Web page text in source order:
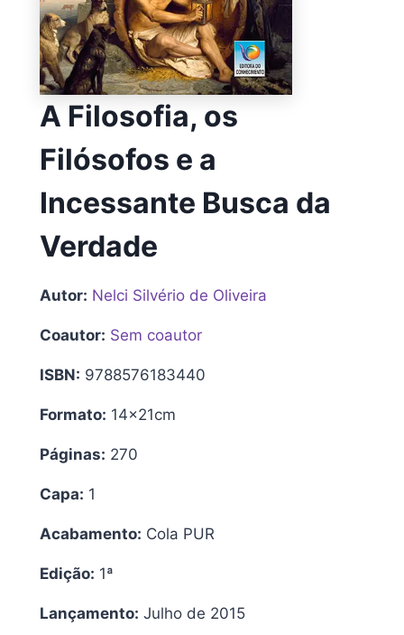
A Filosofia, os
Filósofos e a
Incessante Busca da
Verdade
Autor: Nelci Silvério de Oliveira
Coautor: Sem coautor
ISBN: 9788576183440
Formato: 14x21cm
Páginas: 270
Capa: 1
Acabamento: Cola PUR
Edição: 1ª
Lançamento: Julho de 2015